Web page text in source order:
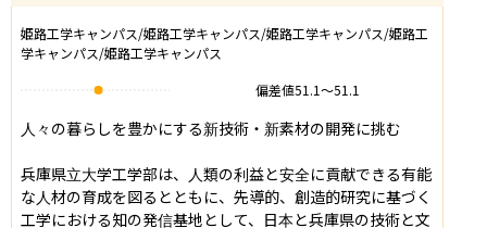
姫路工学キャンパス/姫路工学キャンパス/姫路工学キャンパス/姫路工
学キャンパス/姫路工学キャンパス
偏差値51.1〜51.1
人々の暮らしを豊かにする新技術・新素材の開発に挑む
兵庫県立大学工学部は、人類の利益と安全に貢献できる有能
な人材の育成を図るとともに、先導的、創造的研究に基づく
工学における知の発信基地として、日本と兵庫県の技術と文